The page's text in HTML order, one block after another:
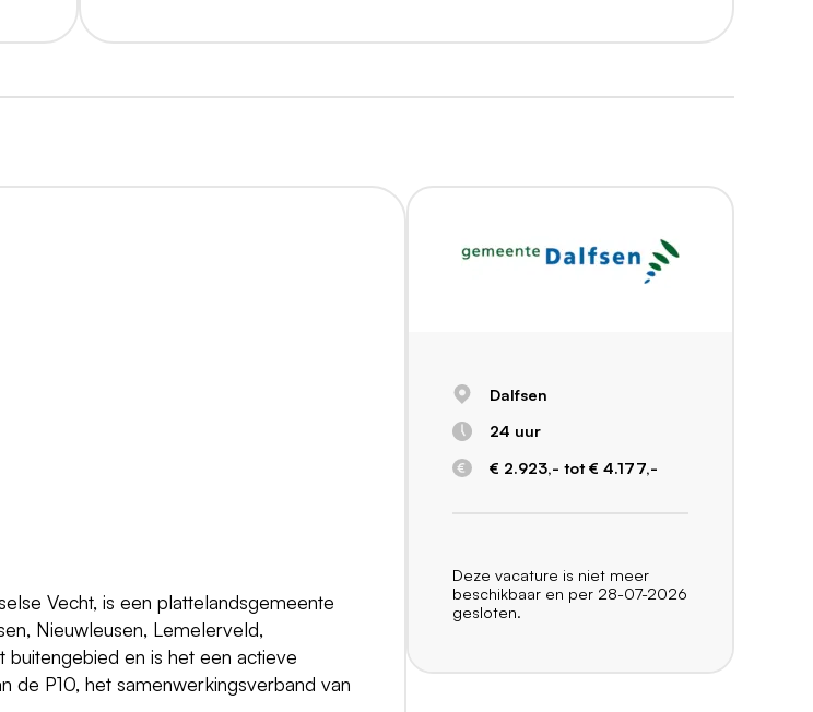
Vecht, is een plattelandsgemeente
Nieuwleusen, Lemelerveld,
en is het een actieve
de P10, het samenwerkingsverband van
Dalfsen
24 uur
€ 2.923,- tot € 4.177,-
Deze vacature is niet meer
beschikbaar en per 28-07-2026
gesloten.